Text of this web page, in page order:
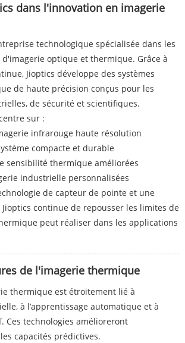
dans l'innovation en imagerie
technologique spécialisée dans les
d'imagerie optique et thermique. Grâce à
Jioptics développe des systèmes
de haute précision conçus pour les
de sécurité et scientifiques.
sur :
infrarouge haute résolution
compacte et durable
sensibilité thermique améliorées
industrielle personnalisées
de capteur de pointe et une
continue de repousser les limites de
peut réaliser dans les applications
de l'imagerie thermique
thermique est étroitement lié à
à l’apprentissage automatique et à
Ces technologies amélioreront
capacités prédictives.